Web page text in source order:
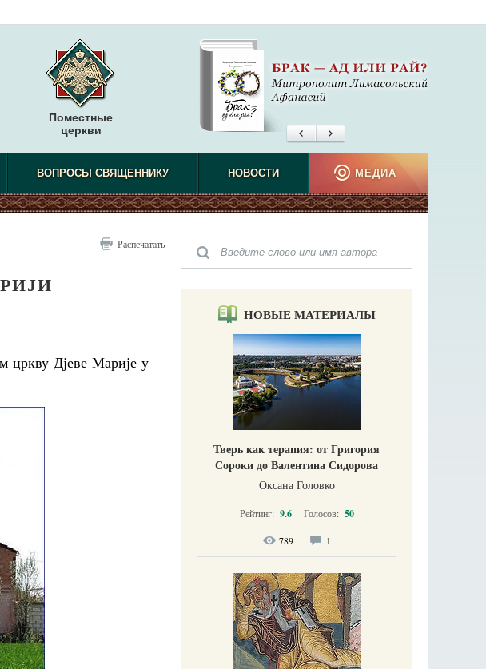
Поместные
церкви
ВОПРОСЫ СВЯЩЕННИКУ НОВОСТИ МЕДИА
Распечатать
цркву Дјеве Марије у
НОВЫЕ МАТЕРИАЛЫ
Тверь как терапия: от Григория
Сороки до Валентина Сидорова
Оксана Головко
Рейтинг: 9.6 Голосов: 50
789 1